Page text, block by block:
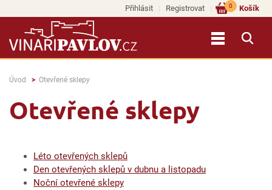
Přihlásit Registrovat Košík
0
Úvod Otevřené sklepy
Otevřené sklepy
Léto otevřených sklepů
Den otevřených sklepů v dubnu a listopadu
Noční otevřené sklepy